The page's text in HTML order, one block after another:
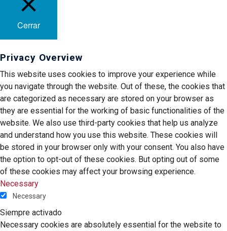
Cerrar
Privacy Overview
This website uses cookies to improve your experience while
you navigate through the website. Out of these, the cookies that
are categorized as necessary are stored on your browser as
they are essential for the working of basic functionalities of the
website. We also use third-party cookies that help us analyze
and understand how you use this website. These cookies will
be stored in your browser only with your consent. You also have
the option to opt-out of these cookies. But opting out of some
of these cookies may affect your browsing experience.
Necessary
Necessary
Siempre activado
Necessary cookies are absolutely essential for the website to